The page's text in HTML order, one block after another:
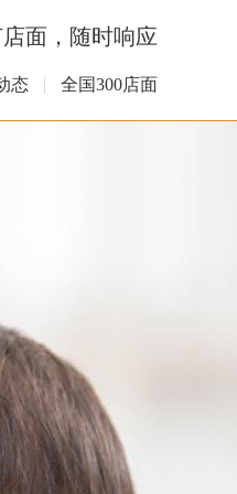
店面，随时响应
态 全国300店面